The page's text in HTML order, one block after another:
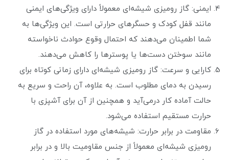
ایمنی: گاز رومیزی شیشه‌ای معمولاً دارای ویژگی‌های ایمنی
مانند قفل کودک و حسگرهای حرارتی است. این ویژگی‌ها به
شما اطمینان می‌دهند که احتمال وقوع حوادث ناخواسته
مانند سوختن دست‌ها یا پوسترها را کاهش می‌دهند.
کارایی و سرعت: گاز رومیزی شیشه‌ای دارای زمانی کوتاه برای
رسیدن به دمای مطلوب است. به علاوه، آن راحت و سریع به
حالت آماده کار درمی‌آید و همچنین از آن برای آشپزی با
حرارت مستقیم استفاده می‌شود.
مقاومت در برابر حرارت: شیشه‌های مورد استفاده در گاز
رومیزی شیشه‌ای معمولاً از جنس مقاومیت بالا و در برابر